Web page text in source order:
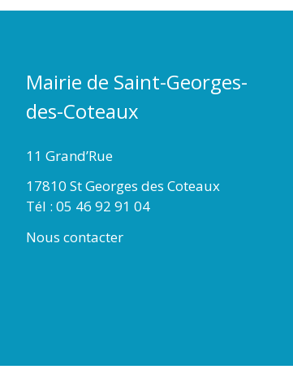
Mairie de Saint-Georges-
des-Coteaux
11 Grand’Rue
17810 St Georges des Coteaux
Tél : 05 46 92 91 04
Nous contacter